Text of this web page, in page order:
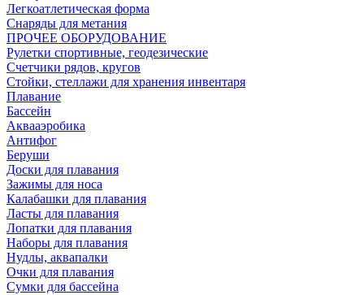
Легкоатлетическая форма
Снаряды для метания
ПРОЧЕЕ ОБОРУДОВАНИЕ
Рулетки спортивные, геодезические
Счетчики рядов, кругов
Стойки, стеллажи для хранения инвентаря
Плавание
Бассейн
Аквааэробика
Антифог
Беруши
Доски для плавания
Зажимы для носа
Калабашки для плавания
Ласты для плавания
Лопатки для плавания
Наборы для плавания
Нудлы, аквапалки
Очки для плавания
Сумки для бассейна